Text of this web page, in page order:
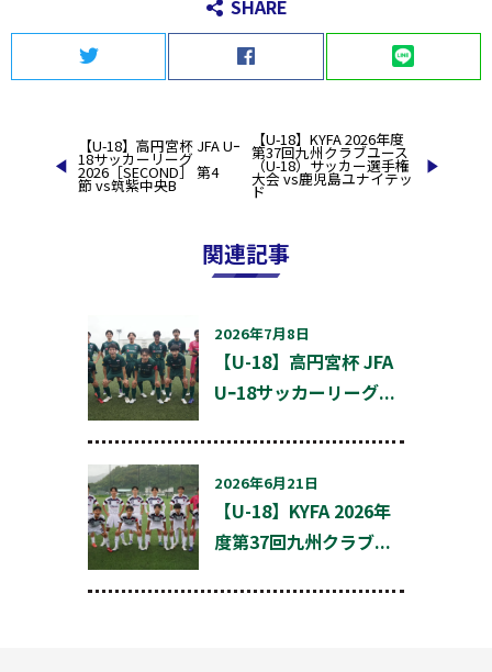
SHARE
Twitter
LINE
【U-18】高円宮杯 JFA Uｰ
18サッカーリーグ
2026［SECOND］ 第4
節 vs筑紫中央B
【U-18】KYFA 2026年度
第37回九州クラブユース
（U-18）サッカー選手権
大会 vs鹿児島ユナイテッ
ド
関連記事
2026年7月8日
【U-18】高円宮杯 JFA
Uｰ18サッカーリーグ...
2026年6月21日
【U-18】KYFA 2026年
度第37回九州クラブ...